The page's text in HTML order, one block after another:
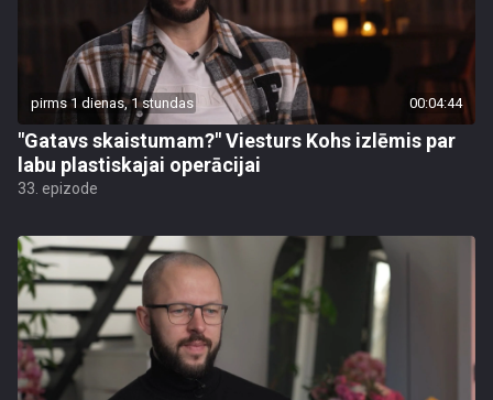
pirms 1 dienas, 1 stundas 00:04:44
"Gatavs skaistumam?" Viesturs Kohs izlēmis par
labu plastiskajai operācijai
33. epizode